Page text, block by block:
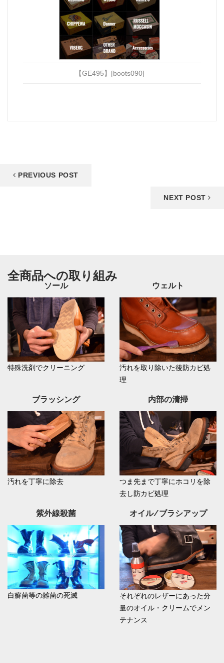
【GE495】[boots090]
PREVIOUS POST
NEXT POST
全商品への取り組み
ソール
特殊洗剤でクリーニング
ウェルト
汚れを取り除いた後防カビ処
理
ブラッシング
汚れを丁寧に除去
内部の清掃
つま先まで丁寧にホコリを除
去し防カビ処理
紫外線殺菌
白癬菌等の雑菌の死滅
オイル/ブラシアップ
それぞれのレザーにあった分
量のオイル・クリームでメン
テナンス